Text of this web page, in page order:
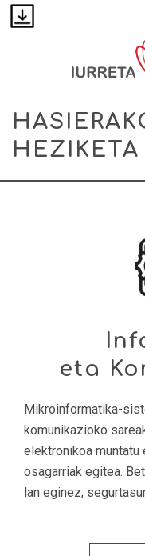
eta
Mikroinformatika-
komunikazioko
elektronikoa
osagarriak egitea.
lan eginez,